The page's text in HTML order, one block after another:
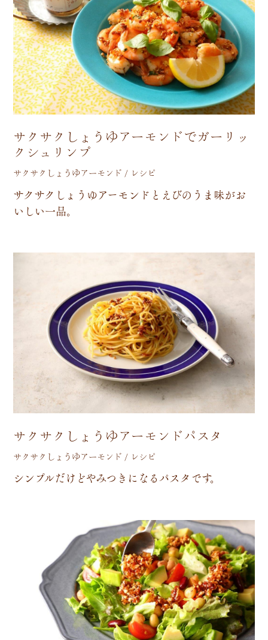
サクサクしょうゆアーモンドでガーリッ
クシュリンプ
サクサクしょうゆアーモンド / レシピ
サクサク し ょ う ゆアーモ ン ド と えびの う ま 味がお
い しい一品。
サクサクしょうゆアーモンドパスタ
サクサクしょうゆアーモンド / レシピ
シンプルだけ どやみつ き に な るパスタ です。